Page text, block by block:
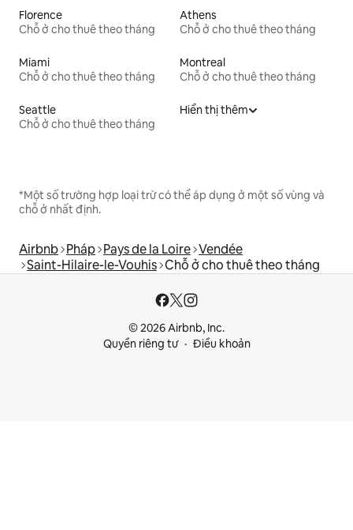
Florence
Chỗ ở cho thuê theo tháng
Athens
Chỗ ở cho thuê theo tháng
Miami
Chỗ ở cho thuê theo tháng
Montreal
Chỗ ở cho thuê theo tháng
Seattle
Chỗ ở cho thuê theo tháng
Hiển thị thêm
*Một số trường hợp loại trừ có thể áp dụng ở một số vùng và
chỗ ở nhất định.
Airbnb Pháp Pays de la Loire Vendée
Saint-Hilaire-le-Vouhis Chỗ ở cho thuê theo tháng
© 2026 Airbnb, Inc.
Quyền riêng tư
Điều khoản